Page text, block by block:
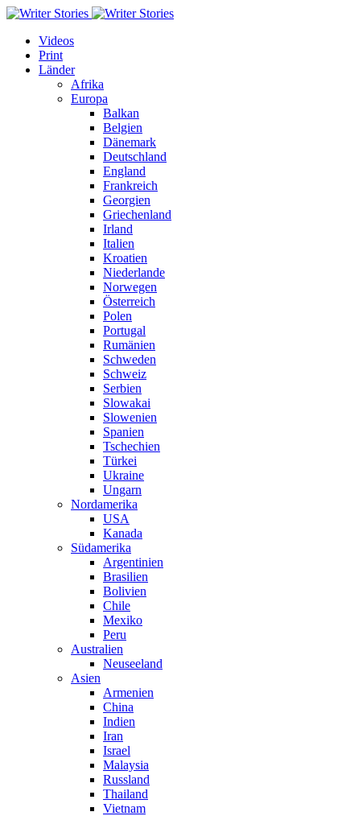
Videos
Print
Länder
Afrika
Europa
Balkan
Belgien
Dänemark
Deutschland
England
Frankreich
Georgien
Griechenland
Irland
Italien
Kroatien
Niederlande
Norwegen
Österreich
Polen
Portugal
Rumänien
Schweden
Schweiz
Serbien
Slowakai
Slowenien
Spanien
Tschechien
Türkei
Ukraine
Ungarn
Nordamerika
USA
Kanada
Südamerika
Argentinien
Brasilien
Bolivien
Chile
Mexiko
Peru
Australien
Neuseeland
Asien
Armenien
China
Indien
Iran
Israel
Malaysia
Russland
Thailand
Vietnam